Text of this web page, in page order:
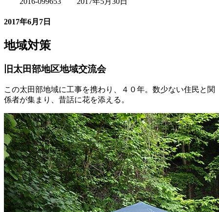
2017年6月7日
地域対策
旧太田部地区地域交流会
この太田部地域に工事を携わり、４０年。数少ない住民と関
係者が集まり、昔話に花を添える。